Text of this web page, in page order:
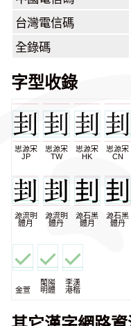
台灣電信碼
全錄碼
字型收錄
思源宋
JP
思源宋
TW
思源宋
HK
思源宋
CN
源流明
體月
源流明
體丹
源石黑
體月
源石黑
體丹
金萱
蘭陽
明體
李漢
港楷